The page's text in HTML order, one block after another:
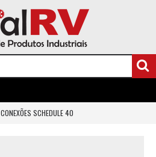
CONEXÕES SCHEDULE 40